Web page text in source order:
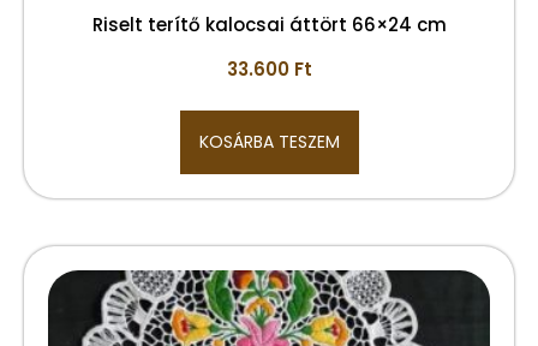
Riselt terítő kalocsai áttört 66×24 cm
33.600 Ft
KOSÁRBA TESZEM